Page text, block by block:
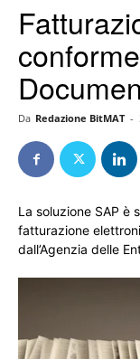
Da Redazione BitMAT -
La soluzione SAP è
fatturazione
dall’Agenzia delle